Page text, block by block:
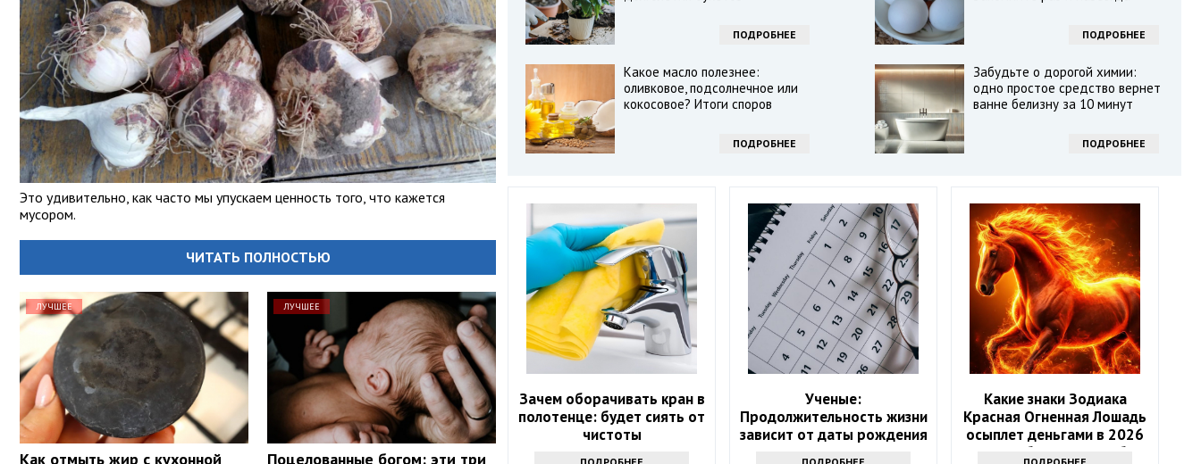
Это удивительно, как часто мы упускаем ценность того, что кажется
мусором.
ЧИТАТЬ ПОЛНОСТЬЮ
ЛУЧШЕЕ
Как отмыть жир с кухонной
ЛУЧШЕЕ
Поцелованные богом: эти три
ПОДРОБНЕЕ ПОДРОБНЕЕ
Какое масло полезнее:
оливковое, подсолнечное или
кокосовое? Итоги споров
ПОДРОБНЕЕ
Забудьте о дорогой химии:
одно простое средство вернет
ванне белизну за 10 минут
ПОДРОБНЕЕ
Зачем оборачивать кран в
полотенце: будет сиять от
чистоты
Ученые:
Продолжительность жизни
зависит от даты рождения
Какие знаки Зодиака
Красная Огненная Лошадь
осыплет деньгами в 2026
году: 4 баловня Судьбы